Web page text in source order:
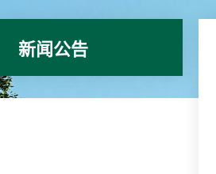
新闻公告